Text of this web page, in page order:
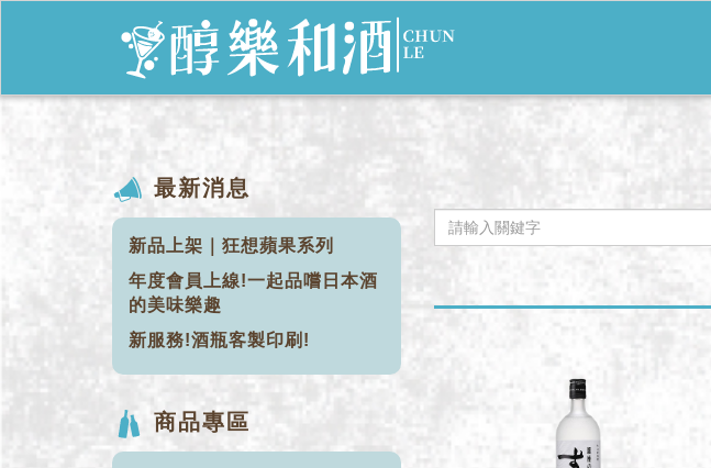
最新消息
新品上架｜狂想蘋果系列
年度會員上線!一起品嚐日本酒
的美味樂趣
新服務!酒瓶客製印刷!
商品專區